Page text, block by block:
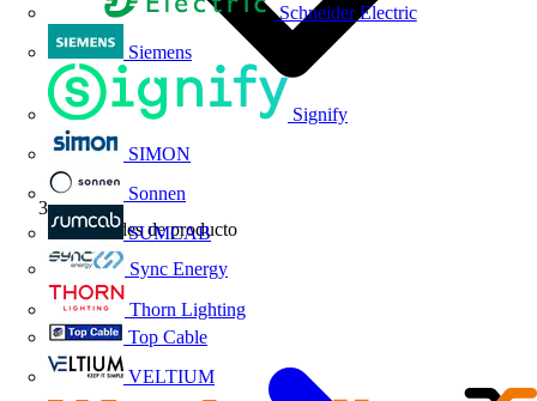
Schneider Electric
Siemens
Signify
SIMON
Sonnen
SUMCAB
Sync Energy
Thorn Lighting
Top Cable
VELTIUM
Novedades de producto